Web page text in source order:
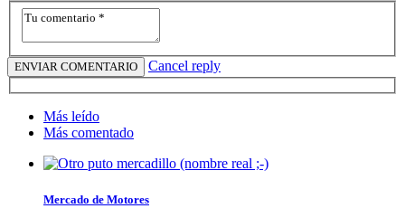
Cancel reply
Más leído
Más comentado
Mercado de Motores